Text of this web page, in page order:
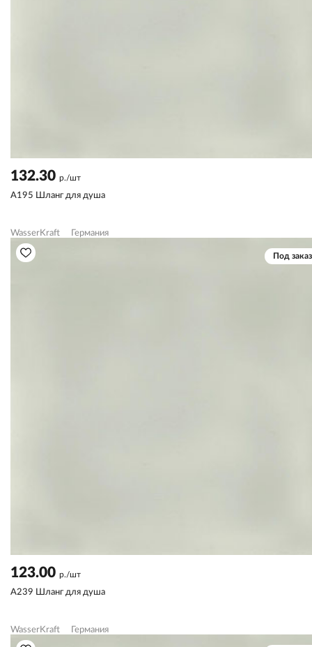
132.30 р./шт
A195 Шланг для душа
WasserKraft Германия
Под заказ
123.00 р./шт
A239 Шланг для душа
WasserKraft Германия